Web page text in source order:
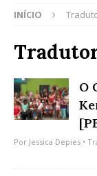
INÍCIO
O
Por Jessica Depies •